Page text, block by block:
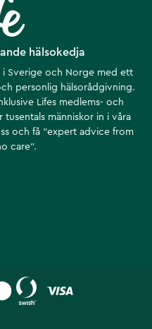
hälsokedja
i Sverige och Norge med ett
personlig hälsorådgivning.
Lifes medlems- och
tusentals människor in i våra
och få ”expert advice from
care”.